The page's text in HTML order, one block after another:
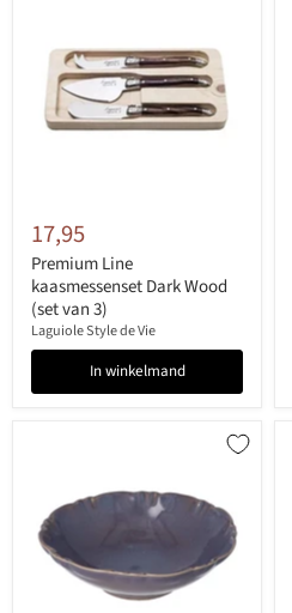
17,95
Premium Line
kaasmessenset Dark Wood
(set van 3)
Laguiole Style de Vie
In winkelmand